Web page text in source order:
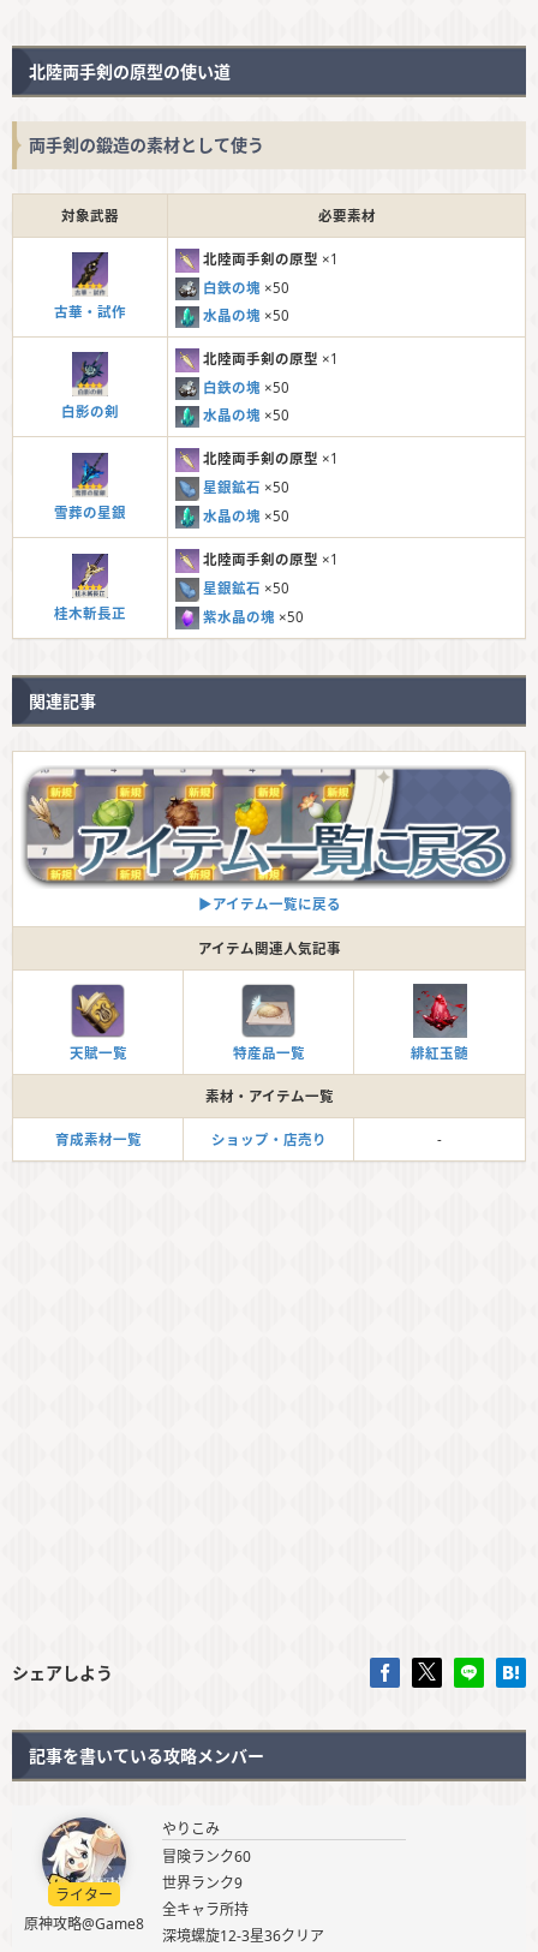
北陸両手剣の原型の使い道
両手剣の鍛造の素材として使う
対象武器 必要素材
古華・試作
北陸両手剣の原型 ×1
白鉄の塊 ×50
水晶の塊 ×50
白影の剣
北陸両手剣の原型 ×1
白鉄の塊 ×50
水晶の塊 ×50
雪葬の星銀
北陸両手剣の原型 ×1
星銀鉱石 ×50
水晶の塊 ×50
桂木斬長正
北陸両手剣の原型 ×1
星銀鉱石 ×50
紫水晶の塊 ×50
関連記事
▶︎アイテム一覧に戻る
アイテム関連人気記事
天賦一覧 特産品一覧 緋紅玉髄
素材・アイテム一覧
育成素材一覧 ショップ・店売り -
シェアしよう
記事を書いている攻略メンバー
ライター
原神攻略@Game8
やりこみ
冒険ランク60
世界ランク9
全キャラ所持
深境螺旋12-3星36クリア